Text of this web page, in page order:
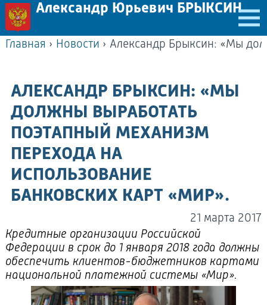
Александр Юрьевич БРЫКСИН
Главная › Новости ›
АЛЕКСАНДР БРЫКСИН: «МЫ
ДОЛЖНЫ ВЫРАБОТАТЬ
ПОЭТАПНЫЙ МЕХАНИЗМ
ПЕРЕХОДА НА
ИСПОЛЬЗОВАНИЕ
БАНКОВСКИХ КАРТ «МИР».
21 марта 2017
Кредитные организации Российской
Федерации в срок до 1 января 2018 года должны
обеспечить клиентов-бюджетников картами
национальной платежной системы «Мир».